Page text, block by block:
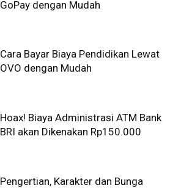
GoPay dengan Mudah
Cara Bayar Biaya Pendidikan Lewat
OVO dengan Mudah
Hoax! Biaya Administrasi ATM Bank
BRI akan Dikenakan Rp150.000
Pengertian, Karakter dan Bunga